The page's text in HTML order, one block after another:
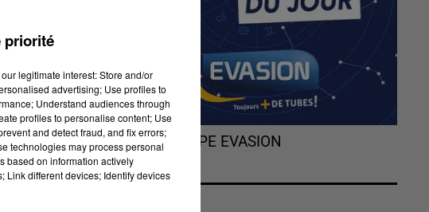
litiges
L'HOROSCOPE EVASION
priorité
legitimate interest: Store and/or
advertising; Use profiles to
Understand audiences through
profiles to personalise content; Use
and detect fraud, and fix errors;
technologies may process personal
based on information actively
Link different devices; Identify devices